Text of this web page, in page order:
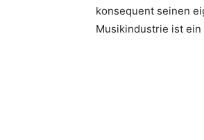
konsequent seinen
Musikindustrie ist